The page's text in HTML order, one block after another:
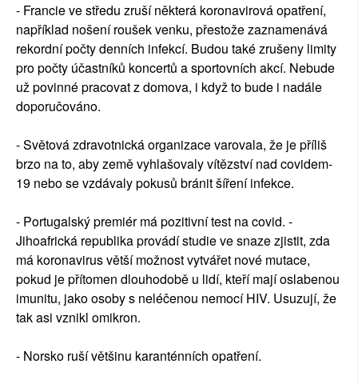
- Francie ve středu zruší některá koronavirová opatření,
například nošení roušek venku, přestože zaznamenává
rekordní počty denních infekcí. Budou také zrušeny limity
pro počty účastníků koncertů a sportovních akcí. Nebude
už povinné pracovat z domova, i když to bude i nadále
doporučováno.
- Světová zdravotnická organizace varovala, že je příliš
brzo na to, aby země vyhlašovaly vítězství nad covidem-
19 nebo se vzdávaly pokusů bránit šíření infekce.
- Portugalský premiér má pozitivní test na covid. -
Jihoafrická republika provádí studie ve snaze zjistit, zda
má koronavirus větší možnost vytvářet nové mutace,
pokud je přítomen dlouhodobě u lidí, kteří mají oslabenou
imunitu, jako osoby s neléčenou nemocí HIV. Usuzují, že
tak asi vznikl omikron.
- Norsko ruší většinu karanténních opatření.